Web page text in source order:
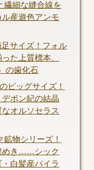
繊細な縫合線を
産遊色アンモ
サイズ！フォル
た上質標本、
の歯化石
ビッグサイズ！
ボン紀の結晶
オルソセラス
物シリーズ！
めき……シック
白髪産パイラ